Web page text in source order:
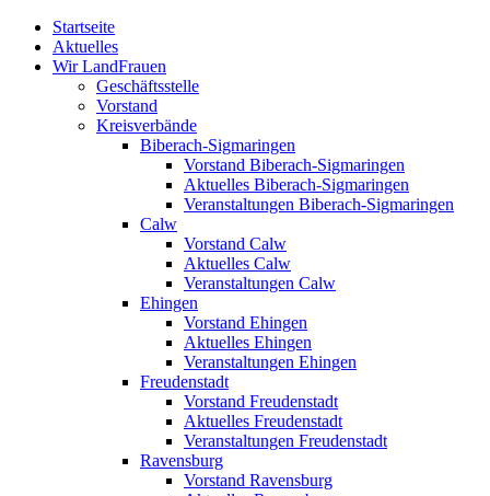
Zum
Inhalt
springen
Startseite
Aktuelles
Wir LandFrauen
Geschäftsstelle
Vorstand
Kreisverbände
Biberach-Sigmaringen
Vorstand Biberach-Sigmaringen
Aktuelles Biberach-Sigmaringen
Veranstaltungen Biberach-Sigmaringen
Calw
Vorstand Calw
Aktuelles Calw
Veranstaltungen Calw
Ehingen
Vorstand Ehingen
Aktuelles Ehingen
Veranstaltungen Ehingen
Freudenstadt
Vorstand Freudenstadt
Aktuelles Freudenstadt
Veranstaltungen Freudenstadt
Ravensburg
Vorstand Ravensburg